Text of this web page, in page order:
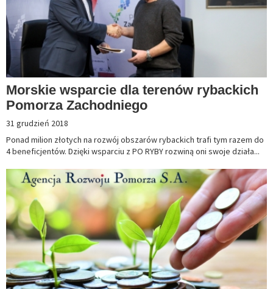
Morskie wsparcie dla terenów rybackich
Pomorza Zachodniego
31 grudzień 2018
Ponad milion złotych na rozwój obszarów rybackich trafi tym razem do
4 beneficjentów. Dzięki wsparciu z PO RYBY rozwiną oni swoje działa...